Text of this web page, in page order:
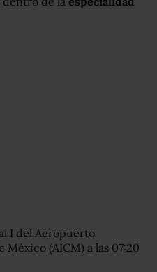
I del Aeropuerto
(AICM) a las 07:20